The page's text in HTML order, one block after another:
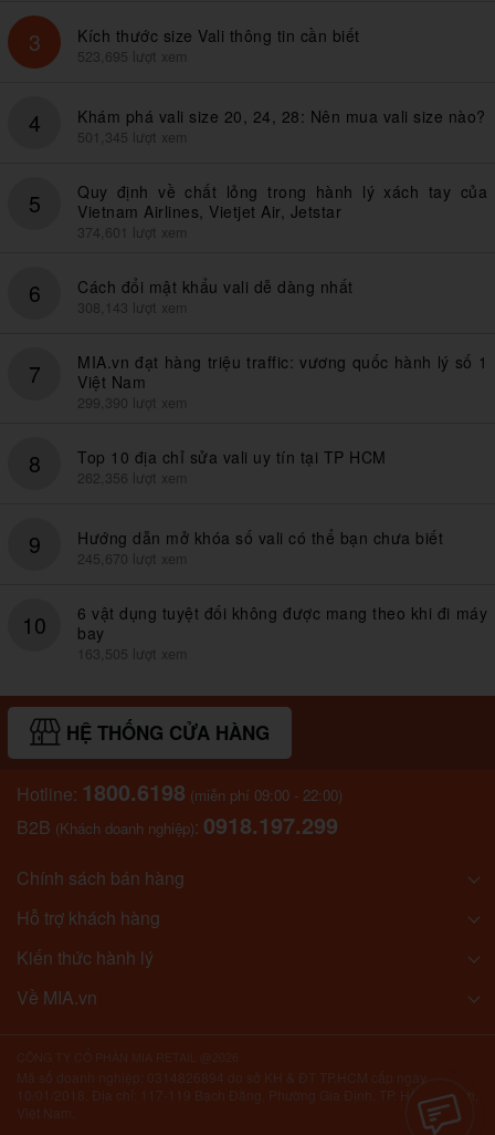
3 Kích thước size Vali thông tin cần biết
523,695 lượt xem
4 Khám phá vali size 20, 24, 28: Nên mua vali size nào?
501,345 lượt xem
5
Quy định về chất lỏng trong hành lý xách tay của
Vietnam Airlines, Vietjet Air, Jetstar
374,601 lượt xem
6 Cách đổi mật khẩu vali dễ dàng nhất
308,143 lượt xem
7
MIA.vn đạt hàng triệu traffic: vương quốc hành lý số 1
Việt Nam
299,390 lượt xem
8 Top 10 địa chỉ sửa vali uy tín tại TP HCM
262,356 lượt xem
9 Hướng dẫn mở khóa số vali có thể bạn chưa biết
245,670 lượt xem
10
6 vật dụng tuyệt đối không được mang theo khi đi máy
bay
163,505 lượt xem
HỆ THỐNG CỬA HÀNG
Hotline: 1800.6198 (miễn phí 09:00 - 22:00)
B2B (Khách doanh nghiệp): 0918.197.299
Chính sách bán hàng
Hỗ trợ khách hàng
Kiến thức hành lý
Về MIA.vn
10/01/2018. Địa chỉ: 117-119 Bạch Đằng, Phường Gia Định, TP. Hồ Chí Minh,